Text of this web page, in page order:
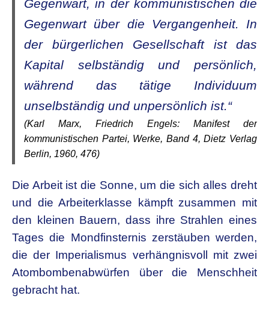
Gegenwart, in der kommunistischen die
Gegenwart über die Vergangenheit. In
der bürgerlichen Gesellschaft ist das
Kapital selbständig und persönlich,
während das tätige Individuum
unselbständig und unpersönlich ist.“
(Karl Marx, Friedrich Engels: Manifest der
kommunistischen Partei, Werke, Band 4, Dietz Verlag
Berlin, 1960, 476)
Die Arbeit ist die Sonne, um die sich alles dreht
und die Arbeiterklasse kämpft zusammen mit
den kleinen Bauern, dass ihre Strahlen eines
Tages die Mondfinsternis zerstäuben werden,
die der Imperialismus verhängnisvoll mit zwei
Atombombenabwürfen über die Menschheit
gebracht hat.